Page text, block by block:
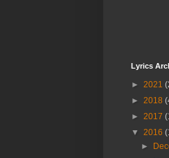
Lyrics
► 2021
► 2018
► 2017
▼ 2016
►